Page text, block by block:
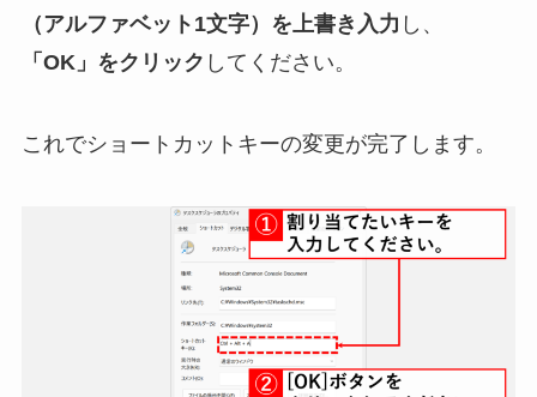
（アルファベット1文字）を上書き入力 し、
「OK」をクリック してください。
これでショートカットキーの変更が完了します。